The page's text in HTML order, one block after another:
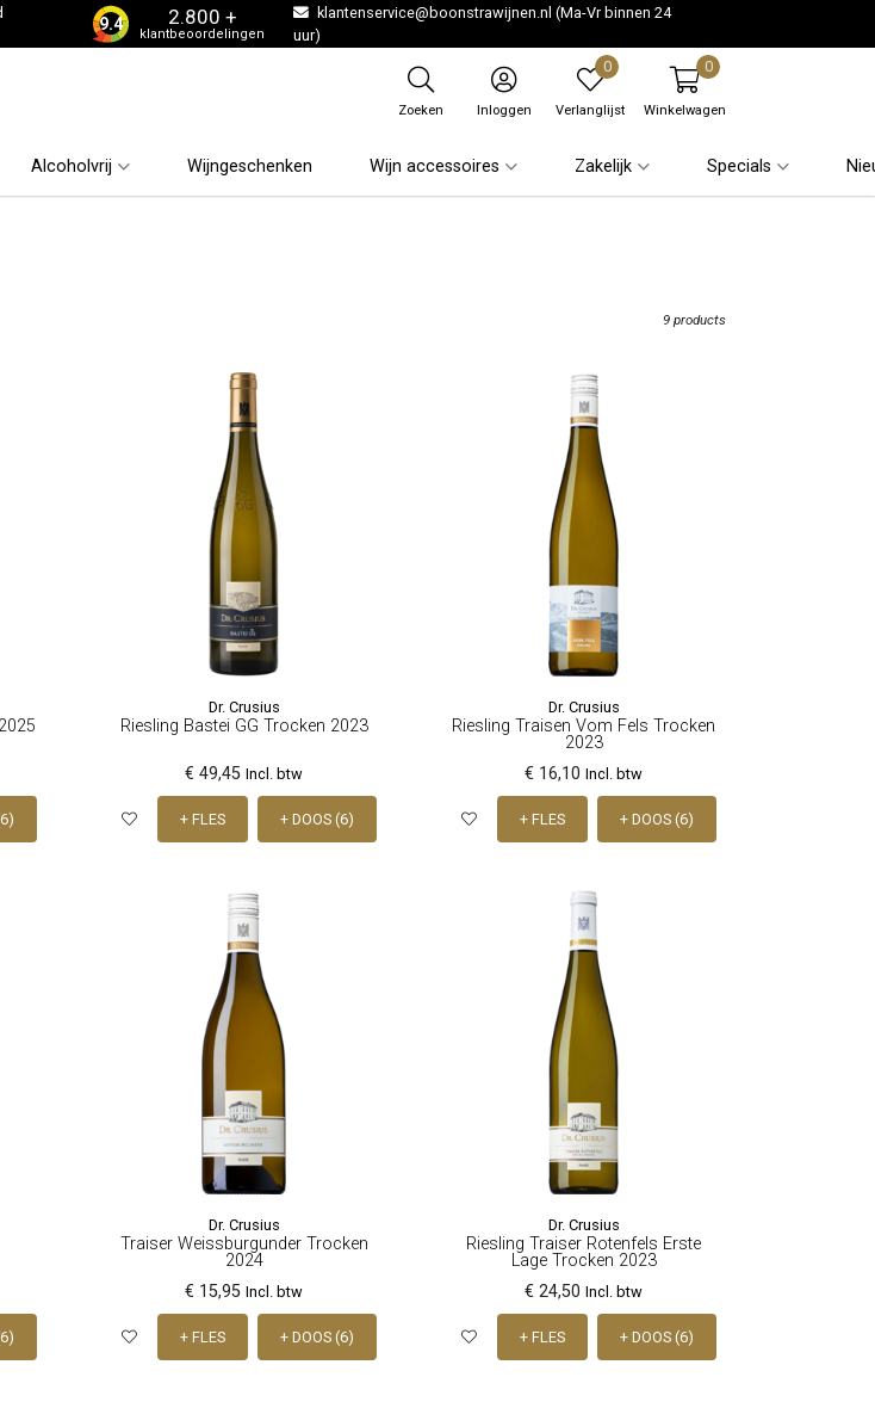
9.4 2.800 +
klantbeoordelingen
klantenservice@boonstrawijnen.nl (Ma-Vr binnen 24
uur)
Zoeken Inloggen
0
Verlanglijst
0
Winkelwagen
Alcoholvrij Wijngeschenken Wijn accessoires Zakelijk Specials
9 products
Dr. Crusius
Riesling Bastei GG Trocken 2023
€ 49,45 Incl. btw
+ FLES + DOOS (6)
Dr. Crusius
Riesling Traisen Vom Fels Trocken
2023
€ 16,10 Incl. btw
+ FLES + DOOS (6)
Dr. Crusius
Traiser Weissburgunder Trocken
2024
€ 15,95 Incl. btw
+ FLES + DOOS (6)
Dr. Crusius
Riesling Traiser Rotenfels Erste
Lage Trocken 2023
€ 24,50 Incl. btw
+ FLES + DOOS (6)